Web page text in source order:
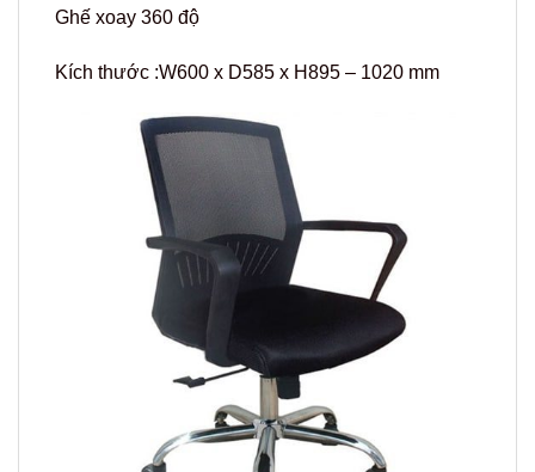
Ghế xoay 360 độ
Kích thước :W600 x D585 x H895 – 1020 mm